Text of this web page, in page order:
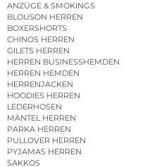
ANZÜGE & SMOKINGS
BLOUSON HERREN
BOXERSHORTS
CHINOS HERREN
GILETS HERREN
HERREN BUSINESSHEMDEN
HERREN HEMDEN
HERRENJACKEN
HOODIES HERREN
LEDERHOSEN
MÄNTEL HERREN
PARKA HERREN
PULLOVER HERREN
PYJAMAS HERREN
SAKKOS